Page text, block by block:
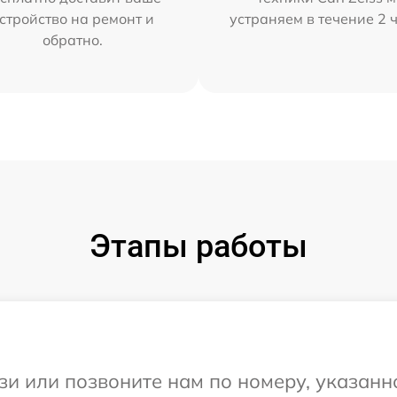
на ремонт и
обратно.
устраняем в течение 2
Этапы работы
или позвоните нам по номеру,